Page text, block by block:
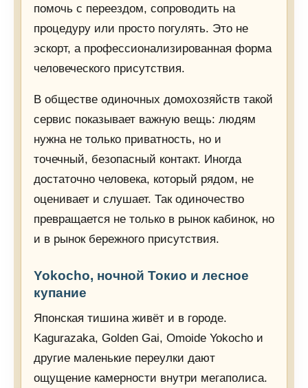
помочь с переездом, сопроводить на
процедуру или просто погулять. Это не
эскорт, а профессионализированная форма
человеческого присутствия.
В обществе одиночных домохозяйств такой
сервис показывает важную вещь: людям
нужна не только приватность, но и
точечный, безопасный контакт. Иногда
достаточно человека, который рядом, не
оценивает и слушает. Так одиночество
превращается не только в рынок кабинок, но
и в рынок бережного присутствия.
Yokocho, ночной Токио и лесное
купание
Японская тишина живёт и в городе.
Kagurazaka, Golden Gai, Omoide Yokocho и
другие маленькие переулки дают
ощущение камерности внутри мегаполиса.